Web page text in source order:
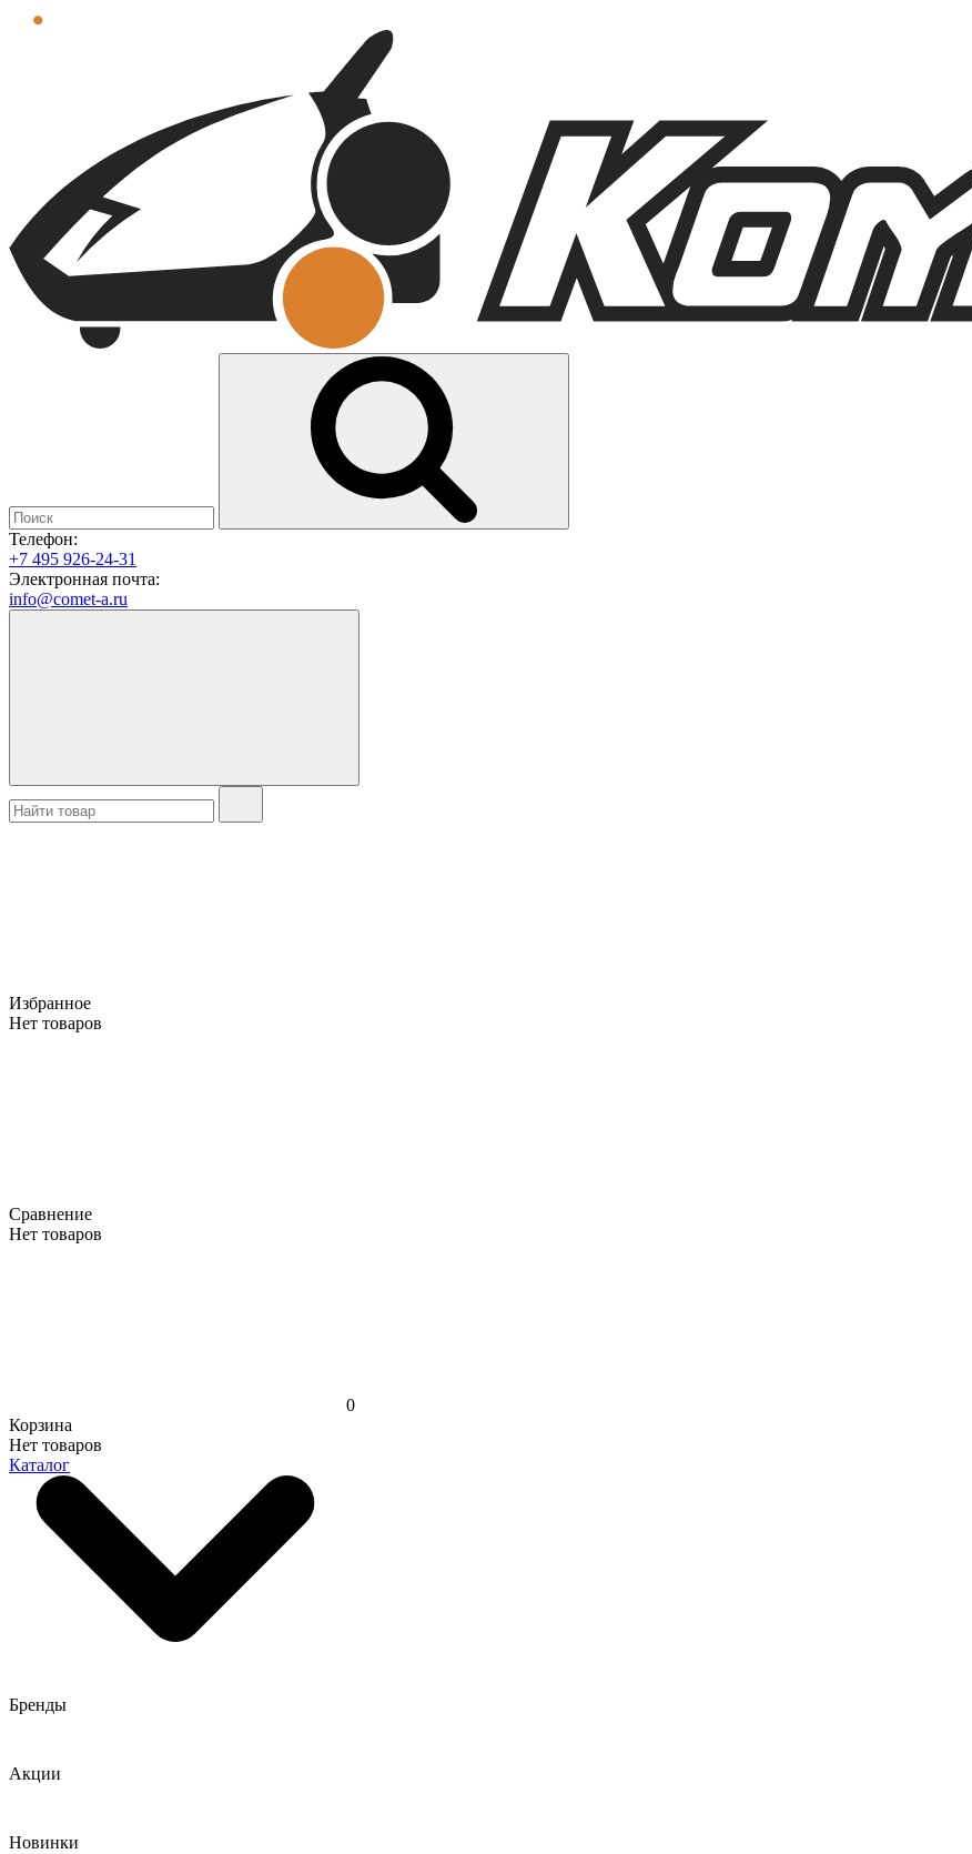
Телефон:
+7 495 926-24-31
Электронная почта:
info@comet-a.ru
Избранное
Нет товаров
Сравнение
Нет товаров
0
Корзина
Нет товаров
Каталог
Бренды
Акции
Новинки